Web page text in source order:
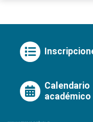
Calendario
académico